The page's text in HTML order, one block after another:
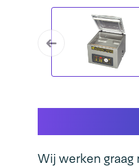
Wij werken graag